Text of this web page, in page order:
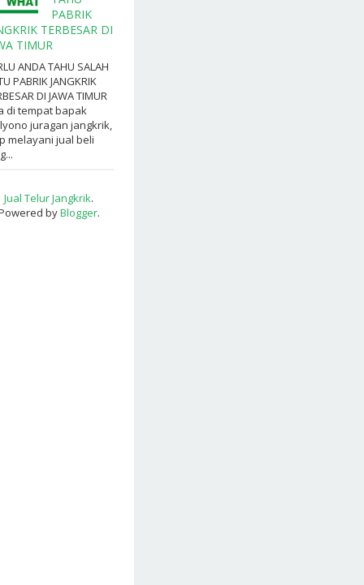
PABRIK
TERBESAR DI
TIMUR
ANDA TAHU SALAH
PABRIK JANGKRIK
DI JAWA TIMUR
di tempat bapak
juragan jangkrik,
melayani jual beli
Jual Telur Jangkrik.
byBlogger.